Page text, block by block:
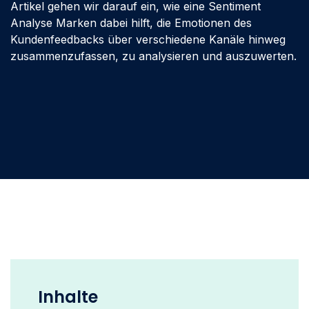
Artikel gehen wir darauf ein, wie eine Sentiment
Analyse Marken dabei hilft, die Emotionen des
Kundenfeedbacks über verschiedene Kanäle hinweg
zusammenzufassen, zu analysieren und auszuwerten.
Inhalte